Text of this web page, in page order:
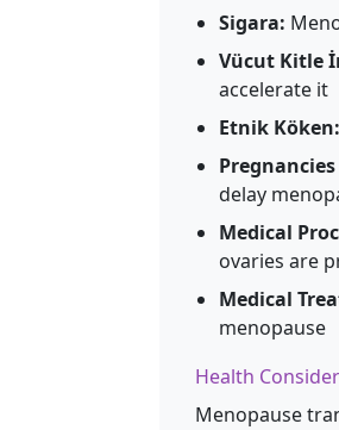
Sigara:
Vücut Kitle
accelerate it
Etnik Köken:
delay
Medical
ovaries are
Medical
menopause
Health
Menopause